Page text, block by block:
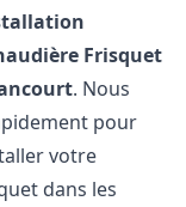
Frisquet
. Nous
pour
votre
dans les